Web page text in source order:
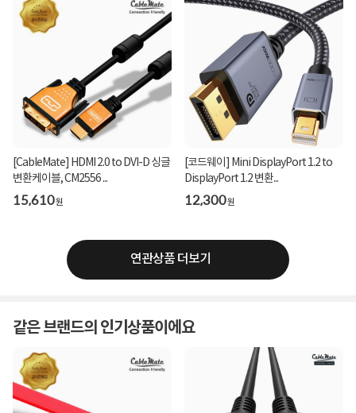
[CableMate] HDMI 2.0 to DVI-D 싱글
변환케이블, CM2556 ...
15,610원
[코드웨이] Mini DisplayPort 1.2 to
DisplayPort 1.2 변환...
12,300원
연관상품 더보기
같은 브랜드의 인기상품이에요